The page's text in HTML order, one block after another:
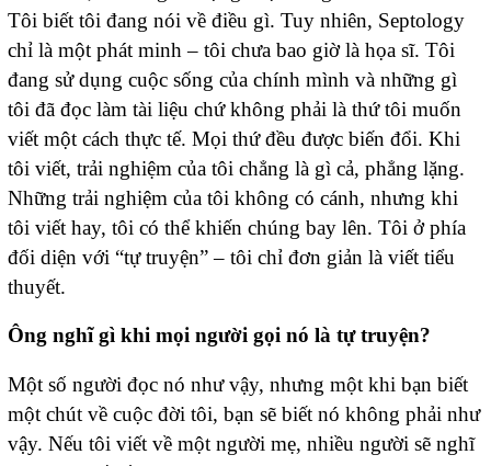
Tôi biết tôi đang nói về điều gì. Tuy nhiên, Septology
chỉ là một phát minh – tôi chưa bao giờ là họa sĩ. Tôi
đang sử dụng cuộc sống của chính mình và những gì
tôi đã đọc làm tài liệu chứ không phải là thứ tôi muốn
viết một cách thực tế. Mọi thứ đều được biến đổi. Khi
tôi viết, trải nghiệm của tôi chẳng là gì cả, phẳng lặng.
Những trải nghiệm của tôi không có cánh, nhưng khi
tôi viết hay, tôi có thể khiến chúng bay lên. Tôi ở phía
đối diện với “tự truyện” – tôi chỉ đơn giản là viết tiểu
thuyết.
Ông nghĩ gì khi mọi người gọi nó là tự truyện?
Một số người đọc nó như vậy, nhưng một khi bạn biết
một chút về cuộc đời tôi, bạn sẽ biết nó không phải như
vậy. Nếu tôi viết về một người mẹ, nhiều người sẽ nghĩ